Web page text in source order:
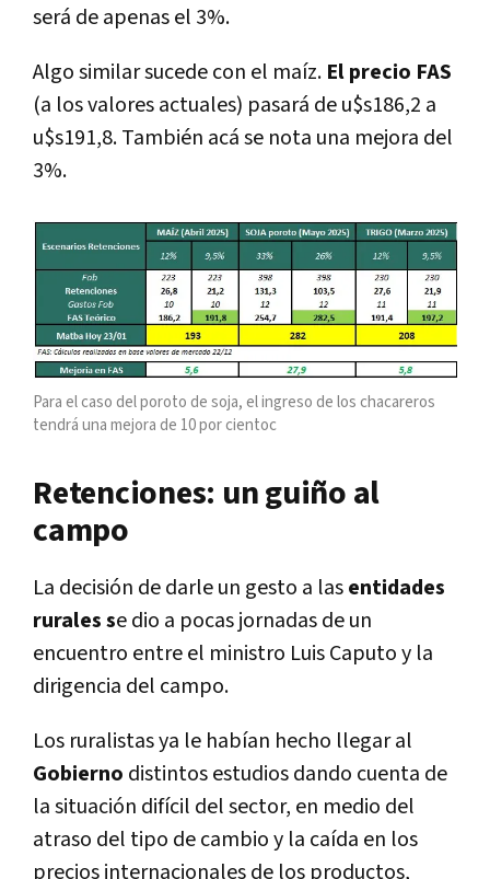
será de apenas el 3%.
Algo similar sucede con el maíz. El precio FAS
(a los valores actuales) pasará de u$s186,2 a
u$s191,8. También acá se nota una mejora del
3%.
Para el caso del poroto de soja, el ingreso de los chacareros
tendrá una mejora de 10 por cientoc
Retenciones: un guiño al
campo
La decisión de darle un gesto a lasentidades
rurales se dio a pocas jornadas de un
encuentro entre el ministro Luis Caputo y la
dirigencia del campo.
Los ruralistas ya le habían hecho llegar al
Gobierno distintos estudios dando cuenta de
la situación difícil del sector, en medio del
atraso del tipo de cambio y la caída en los
precios internacionales de los productos,